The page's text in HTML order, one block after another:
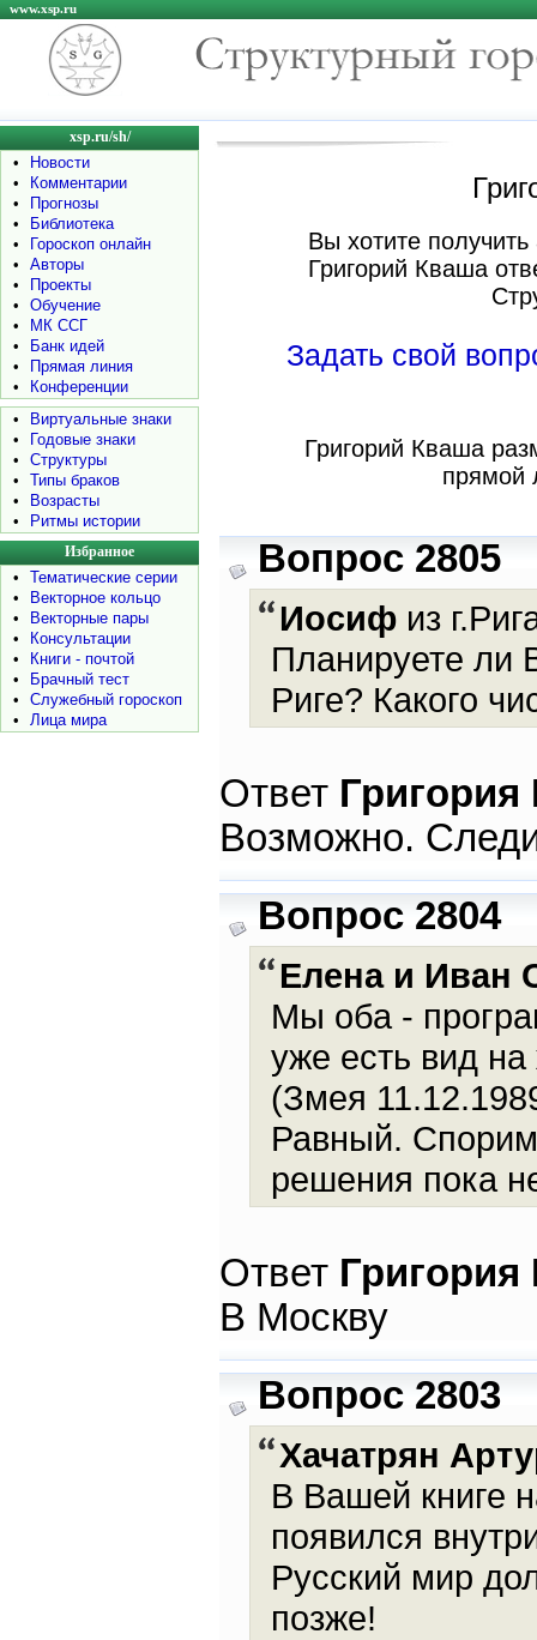
www.xsp.ru
xsp.ru/sh/
•
Новости
•
Комментарии
•
Прогнозы
•
Библиотека
•
Гороскоп онлайн
•
Авторы
•
Проекты
•
Обучение
•
МК ССГ
•
Банк идей
•
Прямая линия
•
Конференции
•
Виртуальные знаки
•
Годовые знаки
•
Структуры
•
Типы браков
•
Возрасты
•
Ритмы истории
Избранное
•
Тематические серии
•
Векторное кольцо
•
Векторные пары
•
Консультации
•
Книги - почтой
•
Брачный тест
•
Служебный гороскоп
•
Лица мира
Вы хотите
Григорий Кваша
Задать свой
Григорий Кваша
прямой
Вопрос 2805
Иосифиз
Планируете ли
Риге? Какого
Ответ
Возможно.
Вопрос 2804
Елена и Иван
Мы оба -
уже есть вид
(Змея
Равный. Спорим
решения пока
Ответ
В Москву
Вопрос 2803
Хачатрян
В Вашей книге
появился
Русский мир
позже!